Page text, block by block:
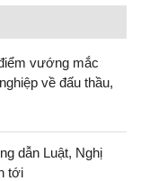
vướng mắc
về đấu thầu,
dẫn Luật, Nghị
tới